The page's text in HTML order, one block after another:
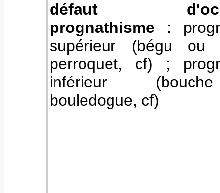
défaut
prognathisme :
supérieur (bégu ou
perroquet, cf) ;
inférieur
bouledogue, cf)